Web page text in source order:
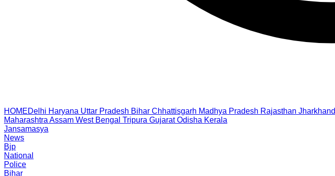
HOMEDelhi Haryana Uttar Pradesh Bihar Chhattisgarh Madhya Pradesh Rajasthan Jharkhand
Maharashtra Assam West Bengal Tripura Gujarat Odisha Kerala
Jansamasya
News
Bjp
National
Police
Bihar